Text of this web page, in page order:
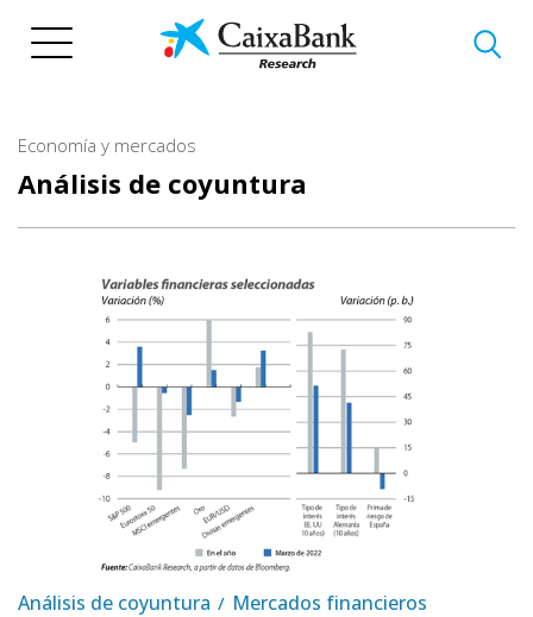
Economía y mercados
Análisis de coyuntura
Análisis de coyuntura Mercados financieros